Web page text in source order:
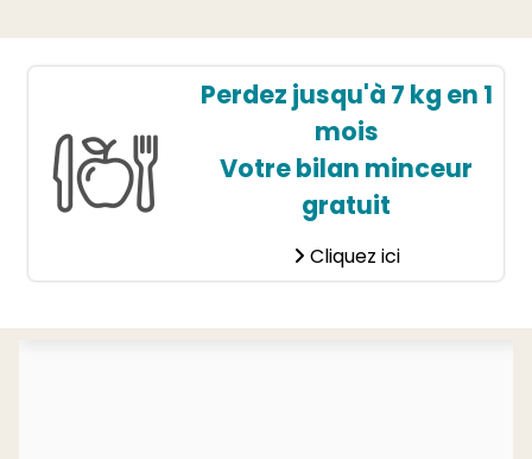
Perdez jusqu'à 7 kg en 1
mois
Votre bilan minceur
gratuit
Cliquez ici